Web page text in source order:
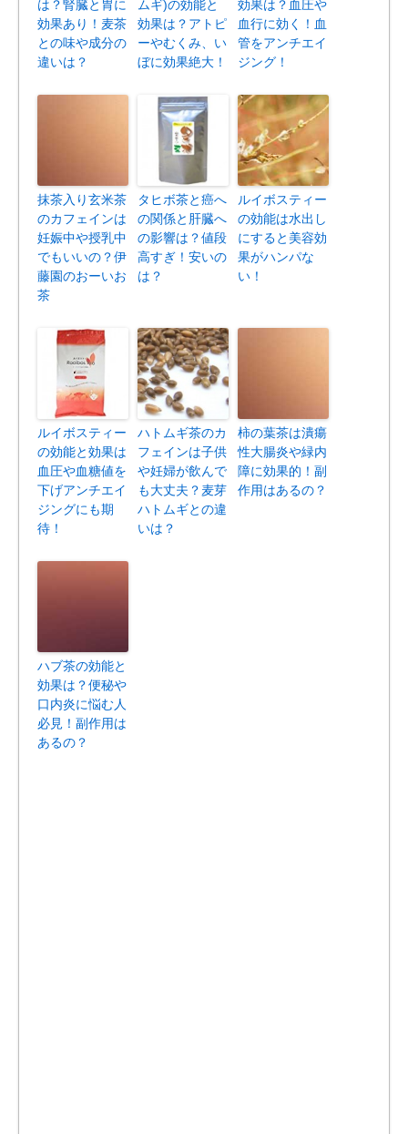
は？腎臓と胃に
効果あり！麦茶
との味や成分の
違いは？
ムギ)の効能と
効果は？アトピ
ーやむくみ、い
ぼに効果絶大！
効果は？血圧や
血行に効く！血
管をアンチエイ
ジング！
抹茶入り玄米茶
のカフェインは
妊娠中や授乳中
でもいいの？伊
藤園のおーいお
茶
タヒボ茶と癌へ
の関係と肝臓へ
の影響は？値段
高すぎ！安いの
は？
ルイボスティー
の効能は水出し
にすると美容効
果がハンパな
い！
ルイボスティー
の効能と効果は
血圧や血糖値を
下げアンチエイ
ジングにも期
待！
ハトムギ茶のカ
フェインは子供
や妊婦が飲んで
も大丈夫？麦芽
ハトムギとの違
いは？
柿の葉茶は潰瘍
性大腸炎や緑内
障に効果的！副
作用はあるの？
ハブ茶の効能と
効果は？便秘や
口内炎に悩む人
必見！副作用は
あるの？